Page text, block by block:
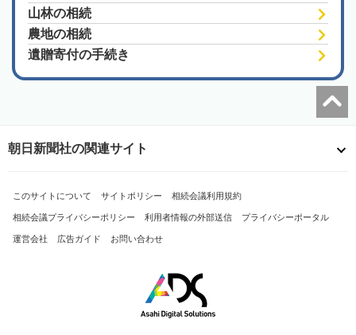
山林の相続
農地の相続
遺贈寄付の手続き
朝日新聞社の関連サイト
このサイトについて サイトポリシー 相続会議利用規約
相続会議プライバシーポリシー 利用者情報の外部送信 プライバシーポータル
運営会社 広告ガイド お問い合わせ